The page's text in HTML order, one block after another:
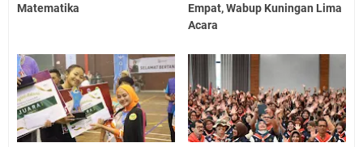
Matematika
Empat, Wabup Kuningan Lima
Acara